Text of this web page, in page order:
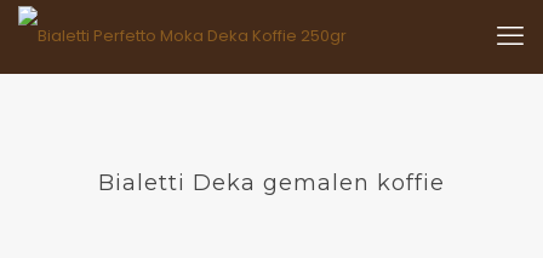
Bialetti Deka gemalen koffie